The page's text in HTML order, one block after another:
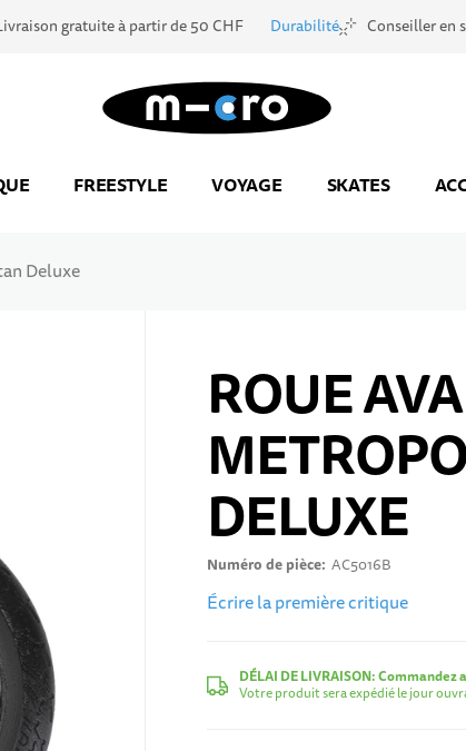
gratuite à partir de 50 CHF Durabilité Conseiller en
Aller à la page d'accueil
FREESTYLE VOYAGE SKATES
Deluxe
ROUE
DELUXE
Numéro de pièce AC5016B
Écrire la première critique
DÉLAI DE LIVRAISON:Commandez
Votre produit sera expédié le jour